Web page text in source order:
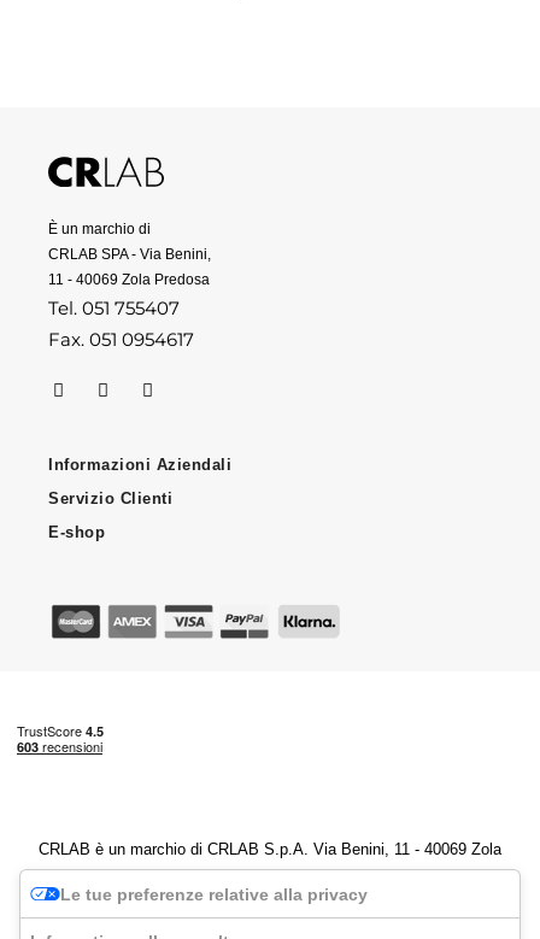
È un marchio di
CRLAB SPA - Via Benini,
11 - 40069 Zola Predosa
Tel. 051 755407
Fax. 051 0954617
Informazioni Aziendali
Servizio Clienti
E-shop
CRLAB è un marchio di CRLAB S.p.A. Via Benini, 11 - 40069 Zola
Le tue preferenze relative alla privacy